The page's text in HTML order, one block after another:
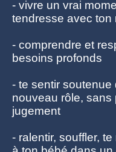
- vivre un vrai
tendresse avec ton
- comprendre et
besoins profonds
- te sentir soutenue
nouveau rôle, sans
jugement
- ralentir, souffler,